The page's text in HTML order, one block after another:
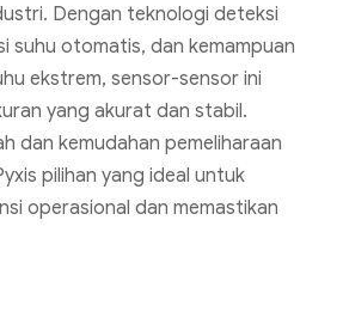
Dengan teknologi deteksi
suhu otomatis, dan kemampuan
ekstrem, sensor-sensor ini
yang akurat dan stabil.
dan kemudahan pemeliharaan
pilihan yang ideal untuk
operasional dan memastikan